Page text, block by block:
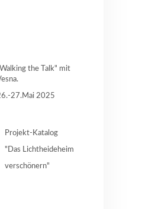
the Talk" mit
27.Mai 2025
Projekt-Katalog
"Das Lichtheideheim
verschönern"